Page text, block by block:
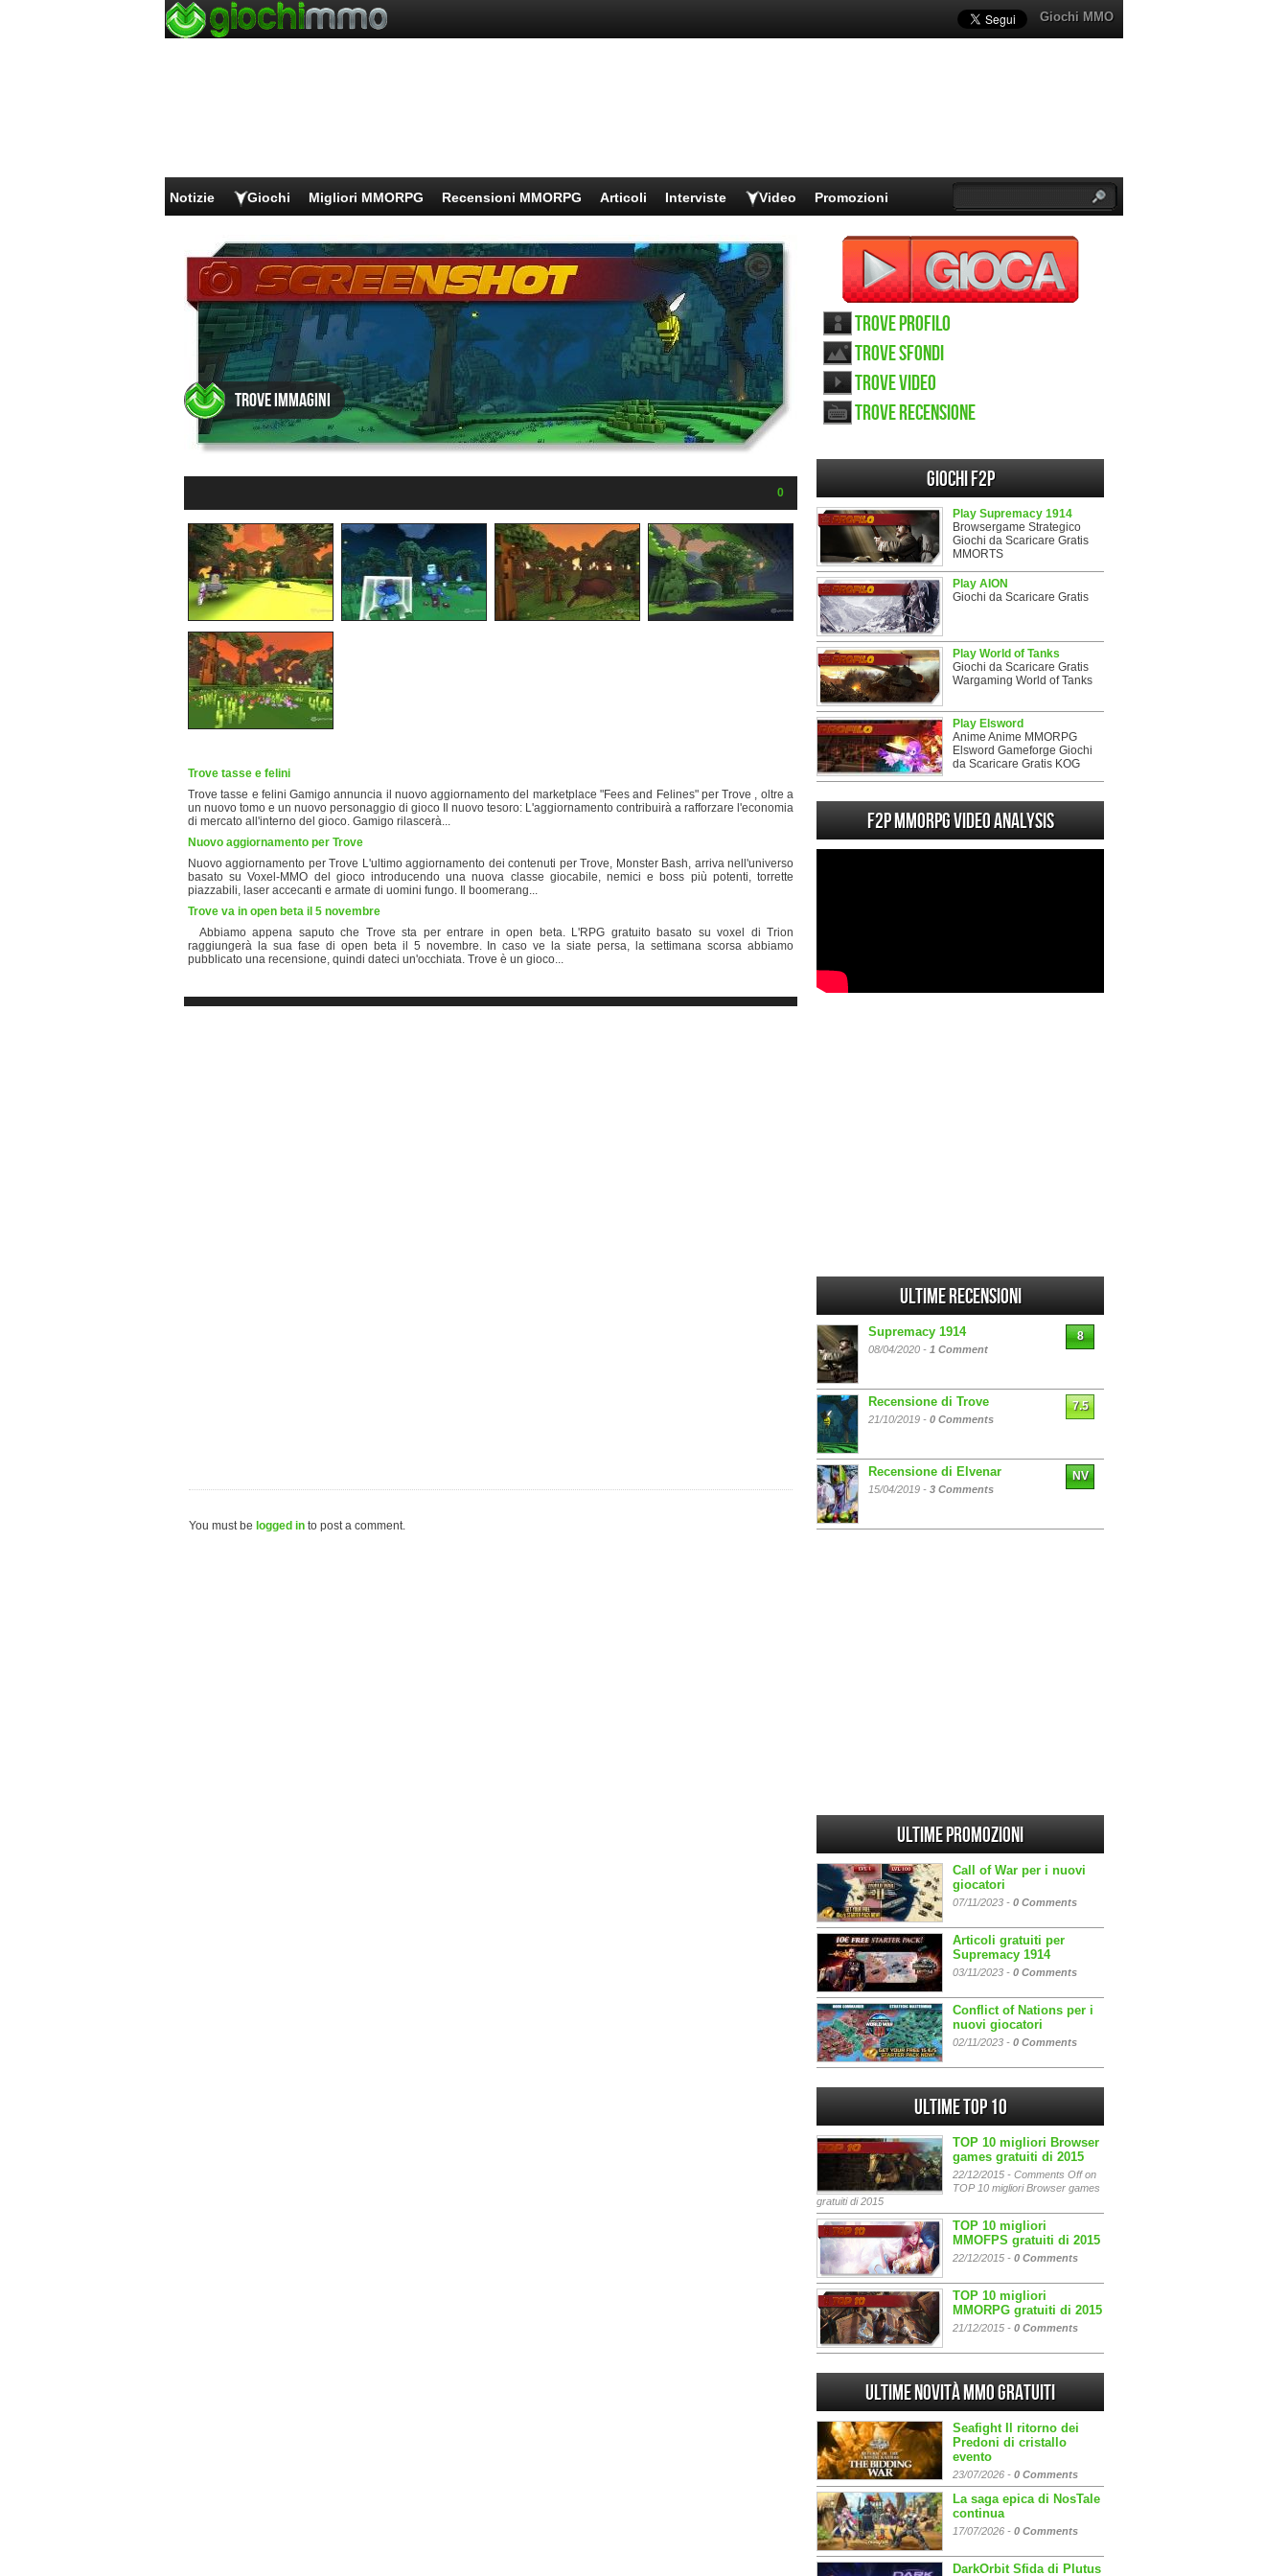
Giochi MMO
Notizie Giochi Migliori MMORPG Recensioni MMORPG Articoli Interviste Video Promozioni
Trove Immagini
0
Trove tasse e felini
Trove tasse e felini Gamigo annuncia il nuovo aggiornamento del marketplace "Fees and Felines" per Trove , oltre a
un nuovo tomo e un nuovo personaggio di gioco Il nuovo tesoro: L'aggiornamento contribuirà a rafforzare l'economia
di mercato all'interno del gioco. Gamigo rilascerà...
Nuovo aggiornamento per Trove
Nuovo aggiornamento per Trove L'ultimo aggiornamento dei contenuti per Trove, Monster Bash, arriva nell'universo
basato su Voxel-MMO del gioco introducendo una nuova classe giocabile, nemici e boss più potenti, torrette
piazzabili, laser accecanti e armate di uomini fungo. Il boomerang...
Trove va in open beta il 5 novembre
Abbiamo appena saputo che Trove sta per entrare in open beta. L'RPG gratuito basato su voxel di Trion
raggiungerà la sua fase di open beta il 5 novembre. In caso ve la siate persa, la settimana scorsa abbiamo
pubblicato una recensione, quindi dateci un'occhiata. Trove è un gioco...
You must be logged in to post a comment.
Trove Profilo
Trove sfondi
Trove video
Trove recensione
Giochi F2P
Play Supremacy 1914
Browsergame Strategico
Giochi da Scaricare Gratis
MMORTS
Play AION
Giochi da Scaricare Gratis
Play World of Tanks
Giochi da Scaricare Gratis
Wargaming World of Tanks
Play Elsword
Anime Anime MMORPG
Elsword Gameforge Giochi
da Scaricare Gratis KOG
F2P MMORPG Video analysis
Ultime Recensioni
Supremacy 1914
08/04/2020 - 1 Comment
8
Recensione di Trove
21/10/2019 - 0 Comments
7.5
Recensione di Elvenar
15/04/2019 - 3 Comments
NV
Ultime promozioni
Call of War per i nuovi
giocatori
07/11/2023 - 0 Comments
Articoli gratuiti per
Supremacy 1914
03/11/2023 - 0 Comments
Conflict of Nations per i
nuovi giocatori
02/11/2023 - 0 Comments
Ultime Top 10
TOP 10 migliori Browser
games gratuiti di 2015
22/12/2015 - Comments Offon
TOP 10 migliori Browser games
gratuiti di 2015
TOP 10 migliori
MMOFPS gratuiti di 2015
22/12/2015 - 0 Comments
TOP 10 migliori
MMORPG gratuiti di 2015
21/12/2015 - 0 Comments
Ultime Novità MMO gratuiti
Seafight Il ritorno dei
Predoni di cristallo
evento
23/07/2026 - 0 Comments
La saga epica di NosTale
continua
17/07/2026 - 0 Comments
DarkOrbit Sfida di Plutus